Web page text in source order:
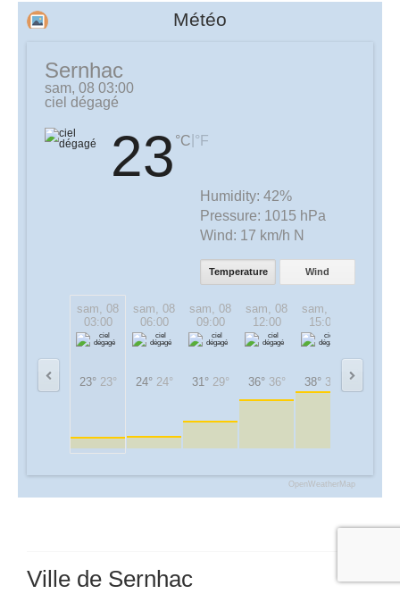
Météo
Sernhac
sam, 08 03:00
ciel dégagé
23 °C °F
Humidity: 42%
Pressure: 1015 hPa
Wind: 17 km/h N
Temperature Wind
sam, 08
03:00
23° 23°
sam, 08
06:00
24° 24°
sam, 08
09:00
31° 29°
sam, 08
12:00
36° 36°
sam, 08
15:00
38° 38°
OpenWeatherMap
Ville de Sernhac